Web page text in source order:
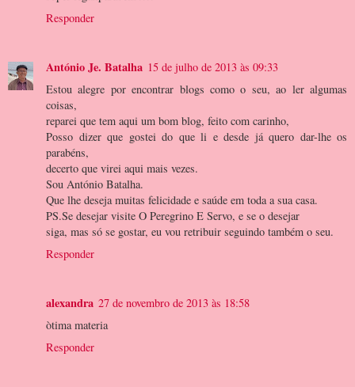
Responder
António Je. Batalha 15 de julho de 2013 às 09:33
Estou alegre por encontrar blogs como o seu, ao ler algumas
coisas,
reparei que tem aqui um bom blog, feito com carinho,
Posso dizer que gostei do que li e desde já quero dar-lhe os
parabéns,
decerto que virei aqui mais vezes.
Sou António Batalha.
Que lhe deseja muitas felicidade e saúde em toda a sua casa.
PS.Se desejar visite O Peregrino E Servo, e se o desejar
siga, mas só se gostar, eu vou retribuir seguindo também o seu.
Responder
alexandra 27 de novembro de 2013 às 18:58
òtima materia
Responder